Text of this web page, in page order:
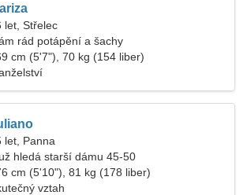
let, Střelec
rád potápění a šachy
cm (5'7"), 70 kg (154 liber)
let, Panna
hledá starší dámu 45-50
cm (5'10"), 81 kg (178 liber)
vztah